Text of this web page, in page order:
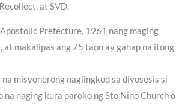
at SVD.
Prefecture, 1961 nang maging
makalipas ang 75 taon ay ganap na itong
misyonerong naglingkod sa diyosesis si
na naging kura paroko ng Sto Nino Church o